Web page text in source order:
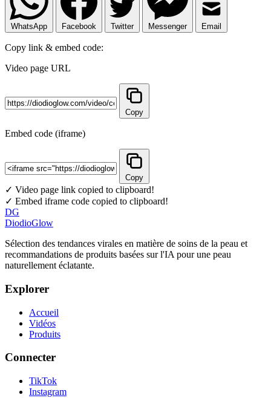
WhatsApp Facebook Twitter Messenger Email
Copy link & embed code:
Video page URL
Copy
Embed code (iframe)
Copy
✓ Video page link copied to clipboard!
✓ Embed iframe code copied to clipboard!
DG
DiodioGlow
Sélection des tendances virales en matière de soins de la peau et
recommandations de produits basées sur l'IA pour une peau
naturellement éclatante.
Explorer
Accueil
Vidéos
Produits
Connecter
TikTok
Instagram